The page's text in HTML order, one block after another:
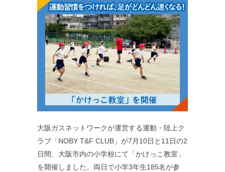
大阪ガスネットワークが運営する運動・陸上ク
ラブ「NOBY T&F CLUB」が7月10日と11日の2
日間、大阪市内の小学校にて「かけっこ教室」
を開催しました。両日で小学3年生185名が参